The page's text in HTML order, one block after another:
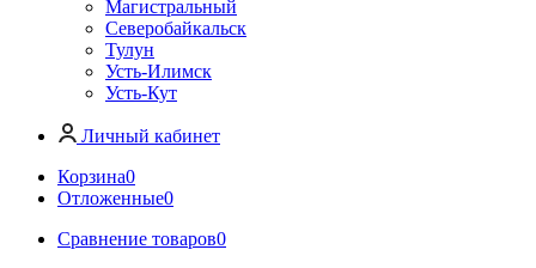
Магистральный
Северобайкальск
Тулун
Усть-Илимск
Усть-Кут
Личный кабинет
Корзина0
Отложенные0
Сравнение товаров0